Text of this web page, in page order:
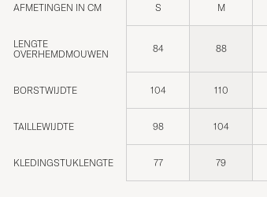
AFMETINGEN IN CM S M
LENGTE
OVERHEMDMOUWEN
84 88
BORSTWIJDTE 104 110
TAILLEWIJDTE 98 104
KLEDINGSTUKLENGTE 77 79